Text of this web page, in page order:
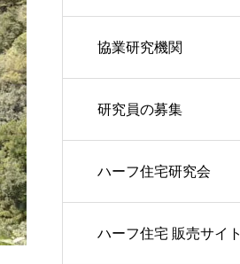
協業研究機関
研究員の募集
ハーフ住宅研究会
ハーフ住宅 販売サイト